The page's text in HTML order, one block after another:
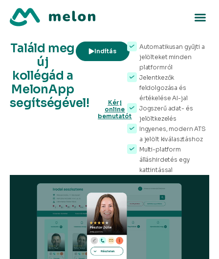
Találd meg
új
kollégád a
MelonApp
segítségével!
Indítás
Kérj
online
bemutatót
Automatikusan gyűjti a
jelölteket minden
platformról
Jelentkezők
feldolgozása és
értékelése AI-jal
Jogszerű adat- és
jelöltkezelés
Ingyenes, modern ATS
a jelölt kiválasztáshoz
Multi-platform
álláshirdetés egy
kattintással